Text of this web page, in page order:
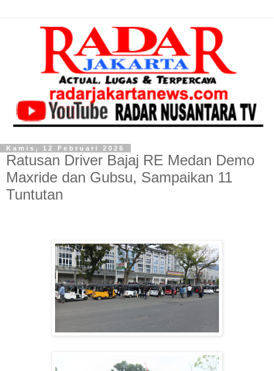
Kamis, 12 Februari 2026
Ratusan Driver Bajaj RE Medan Demo
Maxride dan Gubsu, Sampaikan 11
Tuntutan